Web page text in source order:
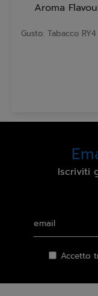
Aroma
Gusto: Tabacco
Iscriviti
Accetto